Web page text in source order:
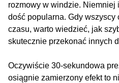
rozmowy w windzie. Niemniej
dość popularna. Gdy
czasu, warto wiedzieć, jak
skutecznie przekonać innych
Oczywiście 30-sekundowa
osiągnie zamierzony efekt to